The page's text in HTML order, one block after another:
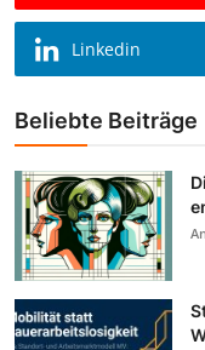
Linkedin
Beliebte Beiträge